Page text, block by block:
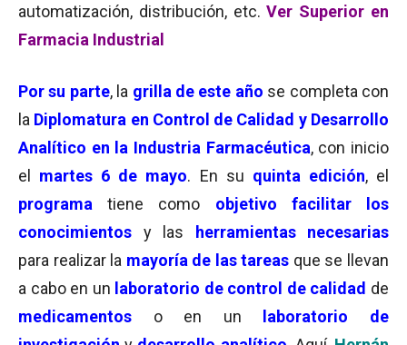
automatización, distribución, etc. Ver Superior en
Farmacia Industrial
Por su parte, la grilla de este año se completa con
la Diplomatura en Control de Calidad y Desarrollo
Analítico en la Industria Farmacéutica, con inicio
el martes 6 de mayo. En su quinta edición, el
programa
tiene como objetivo facilitar los
conocimientos y las herramientas necesarias
para realizar la mayoría de las tareas que se llevan
a cabo en un laboratorio de control de calidad de
medicamentos
o en un laboratorio de